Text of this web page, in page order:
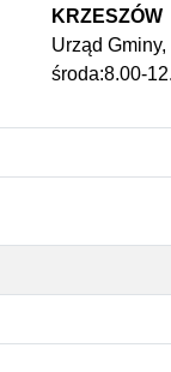
KRZESZÓW
Urząd
środa:8.00-